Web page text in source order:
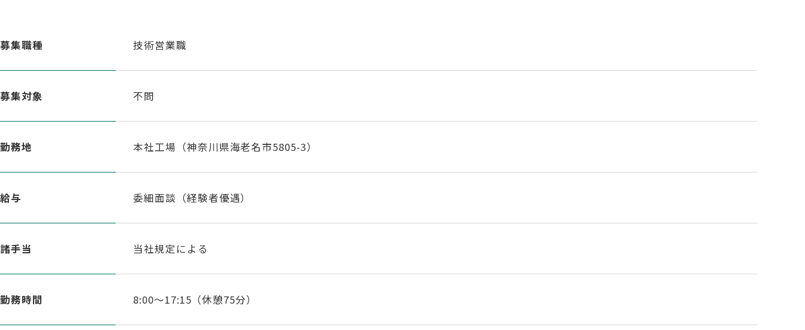
募集職種 技術営業職
募集対象 不問
勤務地 本社工場（神奈川県海老名市5805-3）
給与 委細面談（経験者優遇）
諸手当 当社規定による
勤務時間 8:00～17:15（休憩75分）